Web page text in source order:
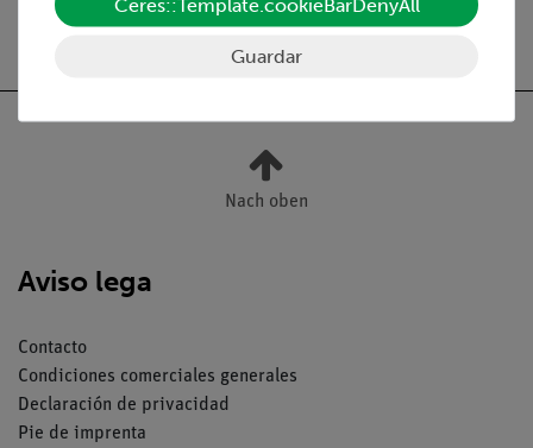
Envío gratuito a partir de 300,- €.
Nach oben
Aviso lega
Contacto
Condiciones comerciales generales
Declaración de privacidad
Pie de imprenta
Ceres::Template.cookieBarDenyAll
Guardar